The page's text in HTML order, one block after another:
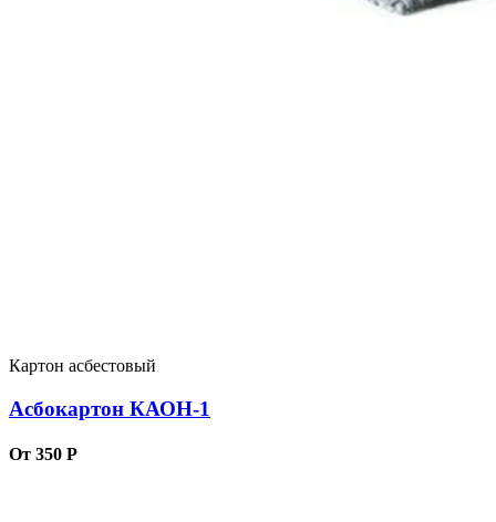
Картон асбестовый
Асбокартон КАОН-1
От 350 Р